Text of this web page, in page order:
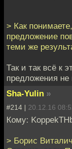
> Как
предложение
теми же
Так и так всё к
предложения не
Sha-Yulin »
#214 | 20.12.16
Кому:
> Борис